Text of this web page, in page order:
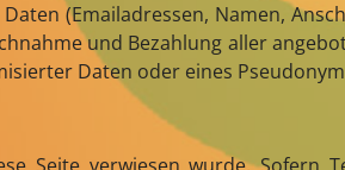
(Emailadressen, Namen,
und Bezahlung aller
Daten oder eines